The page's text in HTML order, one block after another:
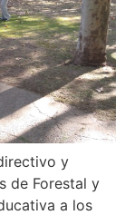
y
de Forestal y
a los